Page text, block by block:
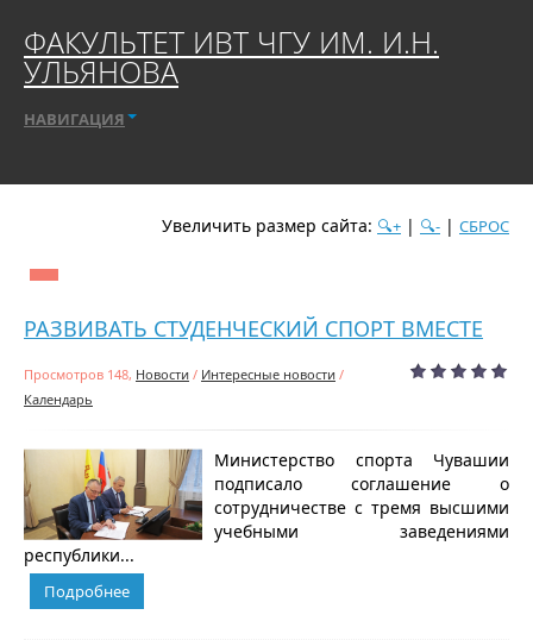
ФАКУЛЬТЕТ ИВТ ЧГУ ИМ. И.Н.
УЛЬЯНОВА
НАВИГАЦИЯ
Увеличить размер сайта: 🔍+ | 🔍- | СБРОС
популярности посещаемости алфавиту
РАЗВИВАТЬ СТУДЕНЧЕСКИЙ СПОРТ ВМЕСТЕ
Просмотров 148, Новости / Интересные новости /
Календарь
Министерство спорта Чувашии
подписало соглашение о
сотрудничестве с тремя высшими
учебными заведениями
республики...
Подробнее